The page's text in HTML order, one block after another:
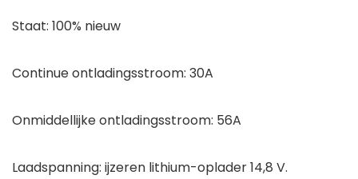
Staat: 100% nieuw
Continue ontladingsstroom: 30A
Onmiddellijke ontladingsstroom: 56A
Laadspanning: ijzeren lithium-oplader 14,8 V.